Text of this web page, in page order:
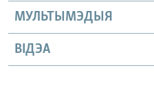
МУЛЬТЫМЭДЫЯ
ВІДЭА